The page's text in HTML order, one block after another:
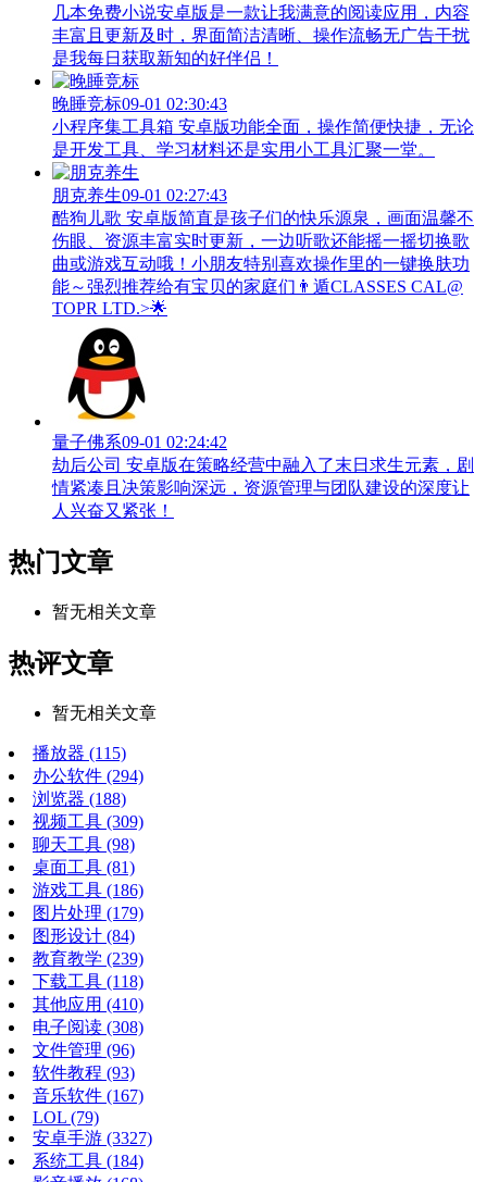
几本免费小说安卓版是一款让我满意的阅读应用，内容
丰富且更新及时，界面简洁清晰、操作流畅无广告干扰
是我每日获取新知的好伴侣！
晚睡竞标09-01 02:30:43
小程序集工具箱 安卓版功能全面，操作简便快捷，无论
是开发工具、学习材料还是实用小工具汇聚一堂。
朋克养生09-01 02:27:43
酷狗儿歌 安卓版简直是孩子们的快乐源泉，画面温馨不
伤眼、资源丰富实时更新，一边听歌还能摇一摇切换歌
曲或游戏互动哦！小朋友特别喜欢操作里的一键换肤功
能～强烈推荐给有宝贝的家庭们👨‍遁️CLASSES CAL@
TOPR LTD.>🌟
量子佛系09-01 02:24:42
劫后公司 安卓版在策略经营中融入了末日求生元素，剧
情紧凑且决策影响深远，资源管理与团队建设的深度让
人兴奋又紧张！
热门文章
暂无相关文章
热评文章
暂无相关文章
播放器 (115)
办公软件 (294)
浏览器 (188)
视频工具 (309)
聊天工具 (98)
桌面工具 (81)
游戏工具 (186)
图片处理 (179)
图形设计 (84)
教育教学 (239)
下载工具 (118)
其他应用 (410)
电子阅读 (308)
文件管理 (96)
软件教程 (93)
音乐软件 (167)
LOL (79)
安卓手游 (3327)
系统工具 (184)